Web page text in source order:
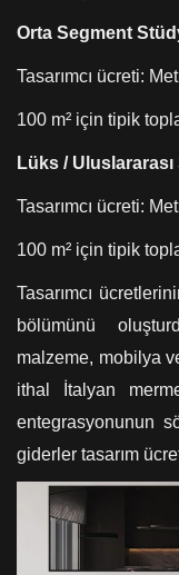
Orta Segment
Tasarımcı ücreti:
100 m² için tipik
Lüks /
Tasarımcı ücreti:
100 m² için tipik
Tasarımcı
bölümünü
malzeme, mobilya
ithal İtalyan
entegrasyonunun
giderler tasarım